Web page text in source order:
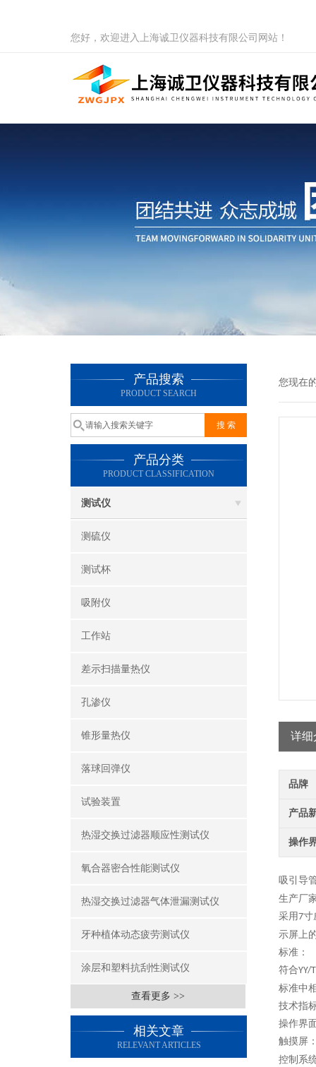
您好，欢迎进入上海诚卫仪器科技有限公司网站！
产品搜索
PRODUCT SEARCH
产品分类
PRODUCT CLASSIFICATION
测试仪
测硫仪
测试杯
吸附仪
工作站
差示扫描量热仪
孔渗仪
锥形量热仪
落球回弹仪
试验装置
热湿交换过滤器顺应性测试仪
氧合器密合性能测试仪
热湿交换过滤器气体泄漏测试仪
牙种植体动态疲劳测试仪
涂层和塑料抗刮性测试仪
查看更多 >>
相关文章
RELEVANT ARTICLES
您现在
详细
品牌
产品
操作
吸引导
生产厂
采用7寸
示屏上
标准：
符合YY/T
标准中
技术指
操作界
触摸屏
控制系